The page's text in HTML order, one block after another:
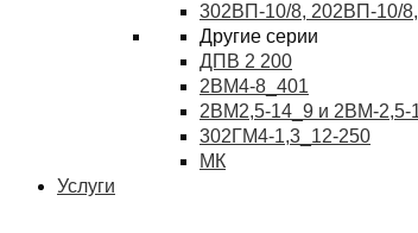
302ВП-10/8, 202ВП-10/
Другие серии
ДПВ 2 200
2ВМ4-8_401
2ВМ2,5-14_9 и 2ВМ-2,5-
302ГМ4-1,3_12-250
МК
Услуги